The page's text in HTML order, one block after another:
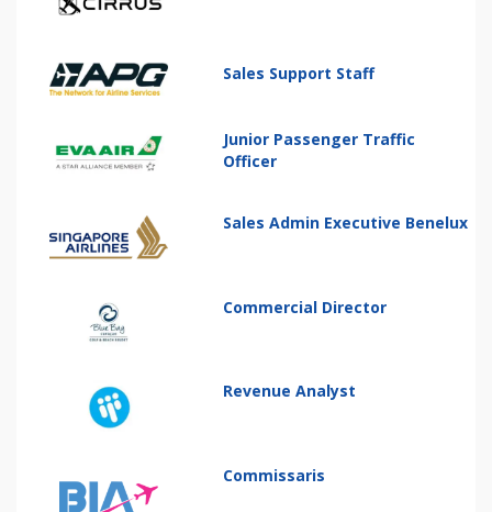
Sales Support Staff
Junior Passenger Traffic
Officer
Sales Admin Executive Benelux
Commercial Director
Revenue Analyst
Commissaris